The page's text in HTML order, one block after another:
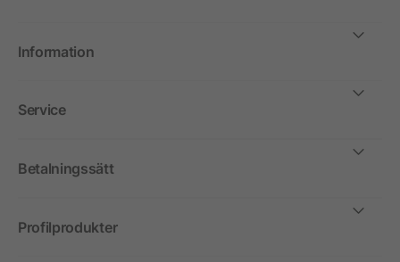
Information
Service
Betalningssätt
Profilprodukter